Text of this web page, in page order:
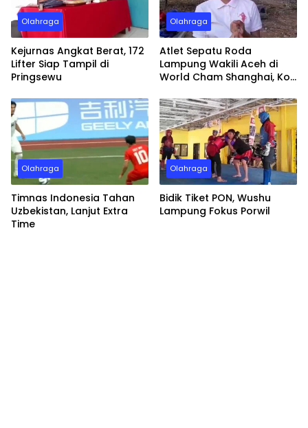
Olahraga
Kejurnas Angkat Berat, 172
Lifter Siap Tampil di
Pringsewu
Olahraga
Atlet Sepatu Roda
Lampung Wakili Aceh di
World Cham Shanghai, Kok
Olahraga
Timnas Indonesia Tahan
Uzbekistan, Lanjut Extra
Time
Olahraga
Bidik Tiket PON, Wushu
Lampung Fokus Porwil